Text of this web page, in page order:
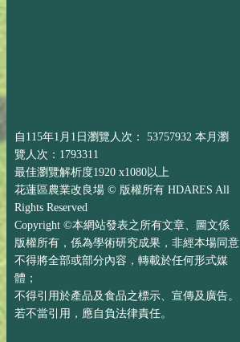
自115年1月1日瀏覽人次： 53757932 本月瀏
覽人次：1793311
最佳瀏覽解析度1920 x1080以上
花蓮區農業改良場 © 版權所有 HDARES All
Rights Reserved
Copyright ©本網站發表之所有文章、圖文係
版權所有，係為學術研究成果，非經本場同意
不得將全部或部分內容，轉載於任何形式媒
體；
不得引用於產品及食品之標示、宣傳及廣告。
若不當引用，應自負法律責任。